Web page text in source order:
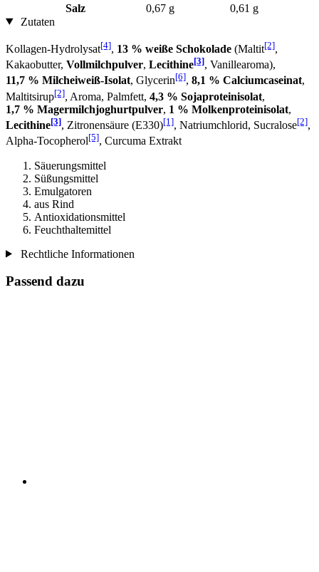
Salz 0,67 g
0,61 g
Zutaten
Kollagen-Hydrolysat[4], 13 % weiße Schokolade (Maltit[2],
Kakaobutter, Vollmilchpulver, Lecithine[3], Vanillearoma),
11,7 % Milcheiweiß-Isolat, Glycerin[6], 8,1 % Calciumcaseinat,
Maltitsirup[2], Aroma, Palmfett, 4,3 % Sojaproteinisolat,
1,7 % Magermilchjoghurtpulver, 1 % Molkenproteinisolat,
Lecithine[3], Zitronensäure (E330)[1], Natriumchlorid, Sucralose[2],
Alpha-Tocopherol[5], Curcuma Extrakt
Säuerungsmittel
Süßungsmittel
Emulgatoren
aus Rind
Antioxidationsmittel
Feuchthaltemittel
Rechtliche Informationen
Passend dazu